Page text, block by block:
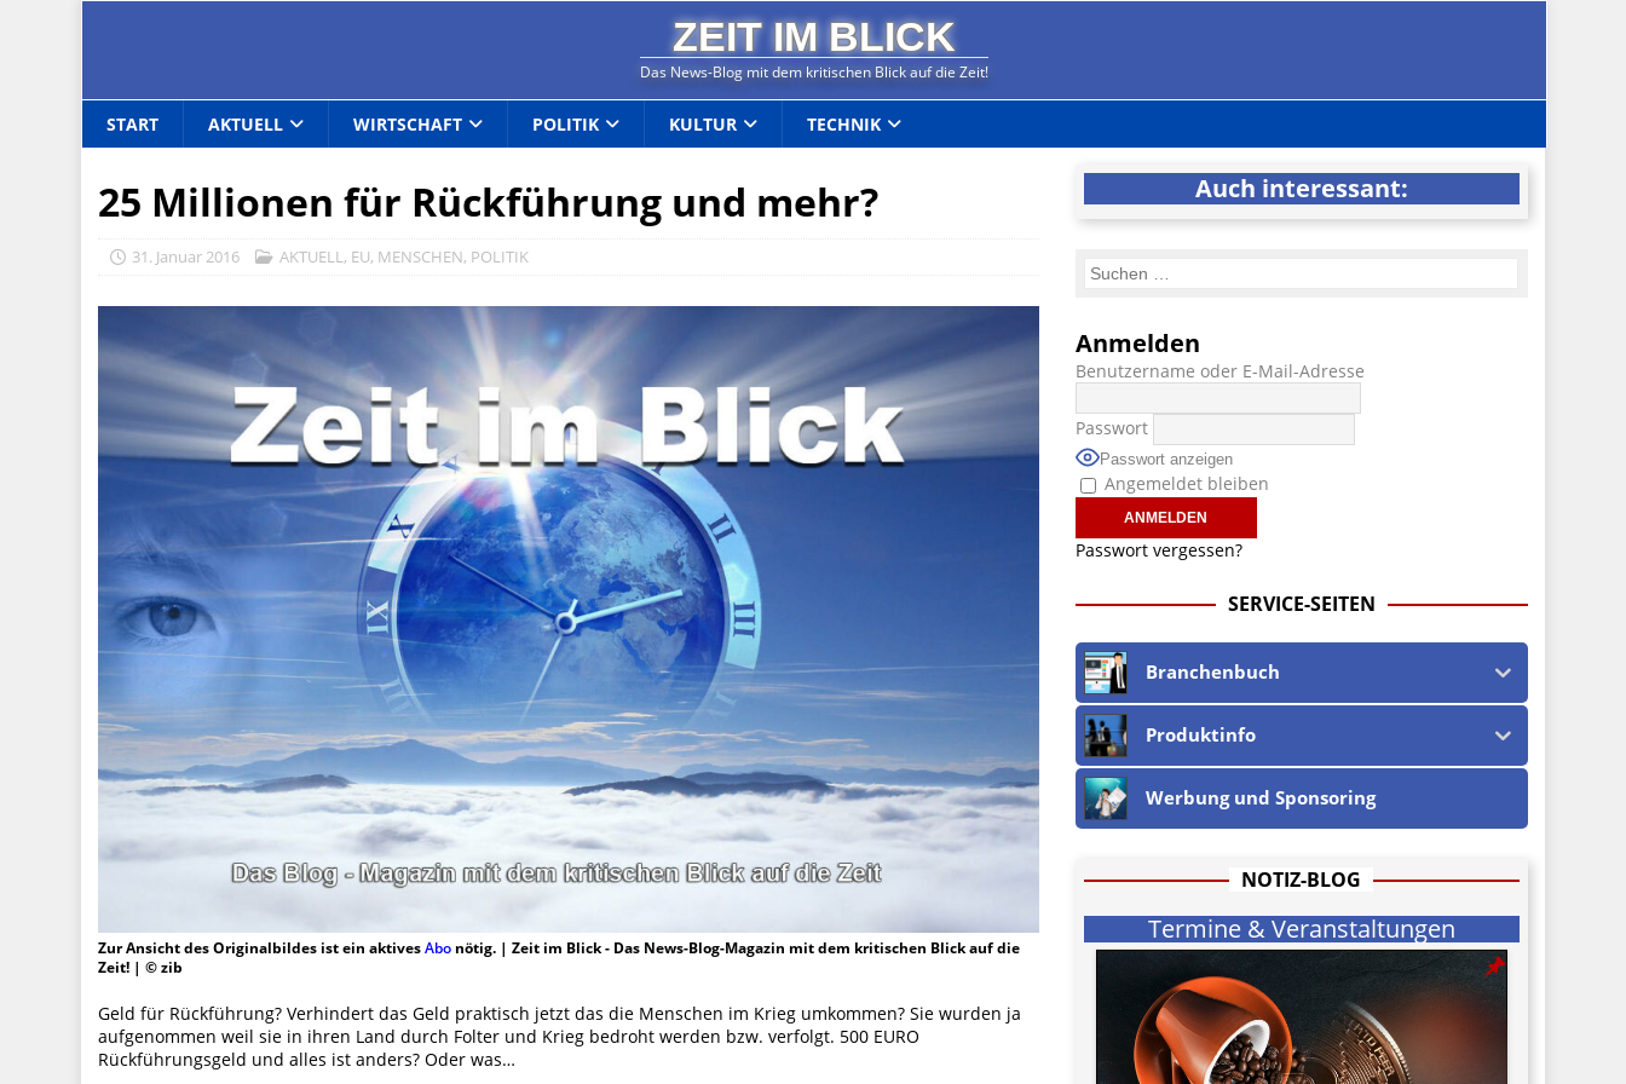
ZEIT IM BLICK
Das News-Blog mit dem kritischen Blick auf die Zeit!
START AKTUELL WIRTSCHAFT POLITIK KULTUR TECHNIK
25 Millionen für Rückführung und mehr?
31. Januar 2016 AKTUELL, EU, MENSCHEN, POLITIK
Zur Ansicht des Originalbildes ist ein aktivesAbo nötig. | Zeit im Blick - Das News-Blog-Magazin mit dem kritischen Blick auf die
Zeit! | © zib
Geld für Rückführung? Verhindert das Geld praktisch jetzt das die Menschen im Krieg umkommen? Sie wurden ja
aufgenommen weil sie in ihren Land durch Folter und Krieg bedroht werden bzw. verfolgt. 500 EURO
Rückführungsgeld und alles ist anders? Oder was…
Auch interessant:
Anmelden
Benutzername oder E-Mail-Adresse
Passwort
Passwort anzeigen
Angemeldet bleiben
Passwort vergessen?
SERVICE-SEITEN
Branchenbuch
Produktinfo
Werbung und Sponsoring
NOTIZ-BLOG
Termine & Veranstaltungen